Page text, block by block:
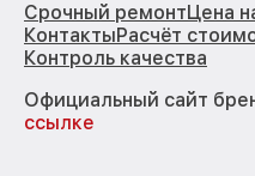
Срочный ремонтЦена
КонтактыРасчёт
Контроль качества
Официальный сайт
ссылке